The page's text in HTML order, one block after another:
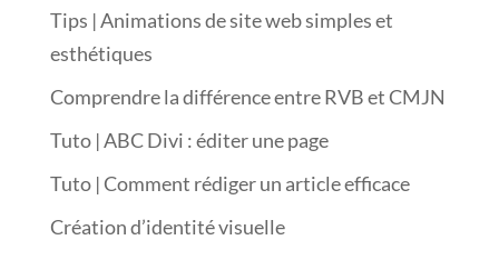
Tips | Animations de site web simples et
esthétiques
Comprendre la différence entre RVB et CMJN
Tuto | ABC Divi : éditer une page
Tuto | Comment rédiger un article efficace
Création d’identité visuelle